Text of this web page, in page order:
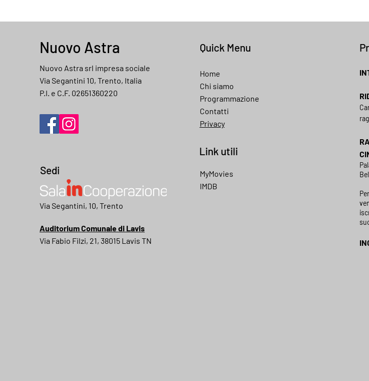
Nuovo Astra
Nuovo Astra srl impresa sociale
Via Segantini 10, Trento, Italia
P.I. e C.F. 02651360220
Sedi
Via Segantini, 10, Trento
Auditorium Comunale di Lavis
Via Fabio Filzi, 21, 38015 Lavis TN
Quick Menu
Home
Chi siamo
Programmazione
Contatti
Privacy
Link utili
MyMovies
IMDB